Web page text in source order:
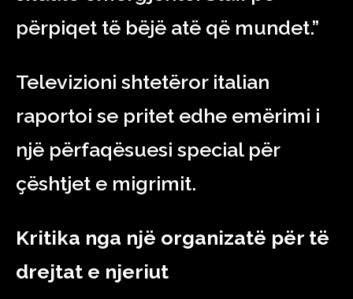
përpiqet të bëjë atë që mundet.”
Televizioni shtetëror italian
raportoi se pritet edhe emërimi i
një përfaqësuesi special për
çështjet e migrimit.
Kritika nga një organizatë për të
drejtat e njeriut